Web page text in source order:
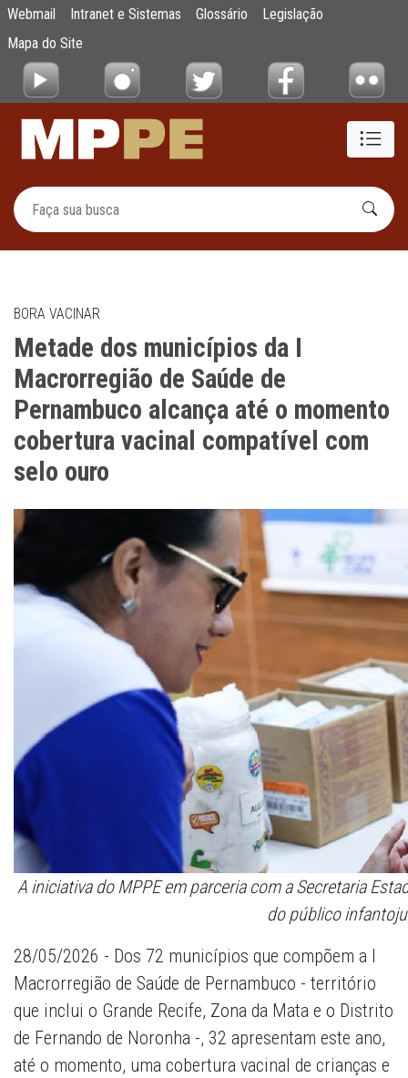
Pular para o Conteúdo principal
Metade dos municípios da I Macrorregião
Webmail Intranet e Sistemas Glossário
Legislação
Mapa do Site
BORA VACINAR
Metade dos municípios da I
Macrorregião de Saúde de
Pernambuco alcança até o momento
cobertura vacinal compatível com
selo ouro
A iniciativa do MPPE em parceria com a Secretaria
do público
28/05/2026 - Dos 72 municípios que compõem a I
Macrorregião de Saúde de Pernambuco - território
que inclui o Grande Recife, Zona da Mata e o Distrito
de Fernando de Noronha -, 32 apresentam este ano,
até o momento, uma cobertura vacinal de crianças e